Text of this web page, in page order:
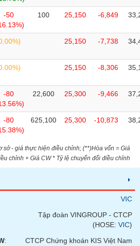
-50
100 25,150 -6,849
25,150 -7,738
25,150 -8,306
-80
22,600 25,300 -9,466
-80
625,100 25,300 -10,873
sở - giá thực hiện điều chỉnh; (**)Hòa vốn = Giá
chỉnh + Giá CW * Tỷ lệ chuyển đổi điều chỉnh
VIC
Tập đoàn VINGROUP - CTCP
(HOSE: VIC)
:
CTCP Chứng khoán KIS Việt Nam